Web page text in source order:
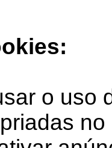
o uso